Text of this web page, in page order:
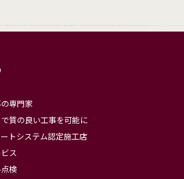
専門家
質の良い工事を可能に
トシステム認定施工店
ス
検